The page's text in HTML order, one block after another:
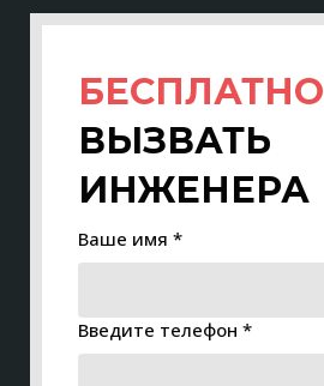
БЕСПЛАТНО
ВЫЗВАТЬ
ИНЖЕНЕРА
Ваше имя *
Введите телефон *